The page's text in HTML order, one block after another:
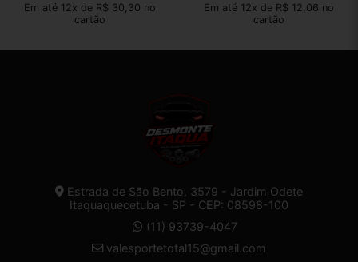
Em até 12x de R$ 30,30 no
cartão
Em até 12x de R$ 12,06 no
cartão
Estrada de São Bento, 3579 - Jardim Odete
Itaquaquecetuba - SP - CEP: 08598-100
(11) 93739-4047
valesportetotal15@gmail.com